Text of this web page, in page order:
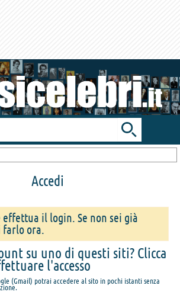
Toggle
search
bar
Accedi
effettua il login. Se non sei già
farlo ora.
su uno di questi siti? Clicca
l'accesso
(Gmail) potrai accedere al sito in pochi istanti senza